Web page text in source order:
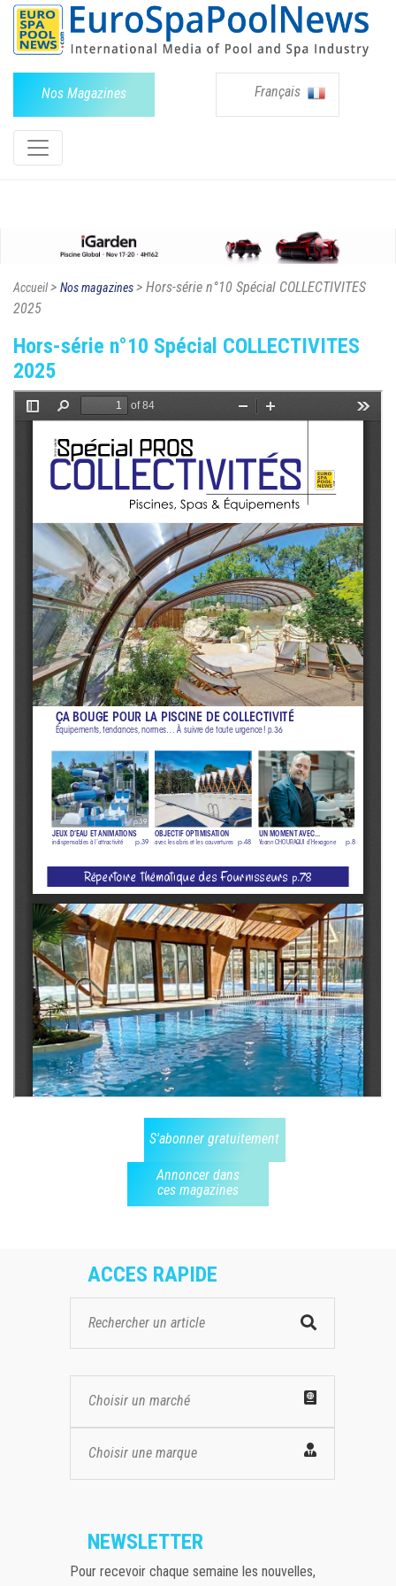
Nos Magazines Français
Accueil> Nos magazines> Hors-série n°10 Spécial COLLECTIVITES
2025
Hors-série n°10 Spécial COLLECTIVITES
2025
S'abonner gratuitement
Annoncer dans
ces magazines
ACCES RAPIDE
Choisir un marché
Choisir une marque
NEWSLETTER
Pour recevoir chaque semaine les nouvelles,